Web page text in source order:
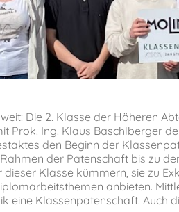
Die 2. Klasse der Höheren
Prok. Ing. Klaus Baschlberger
den Beginn der
der Patenschaft bis zu
dieser Klasse kümmern, sie zu
anbieten.
eine Klassenpatenschaft. Auch